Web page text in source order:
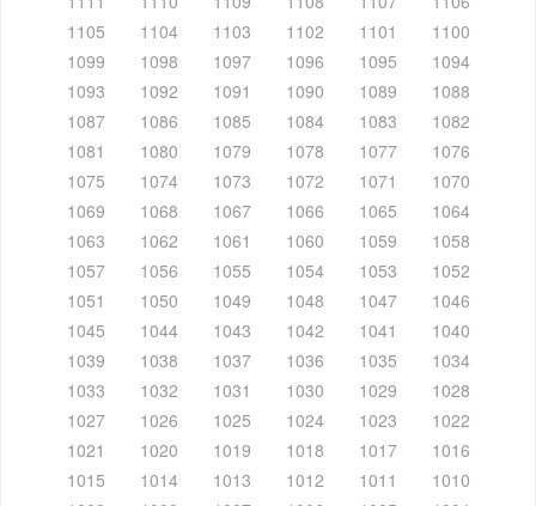
1105
1104 1103 1102 1101
1100
1099
1098 1097 1096 1095
1094
1093
1092 1091 1090 1089
1088
1087
1086 1085 1084 1083
1082
1081
1080 1079 1078 1077
1076
1075
1074 1073 1072 1071
1070
1069
1068 1067 1066 1065
1064
1063
1062 1061 1060 1059
1058
1057
1056 1055 1054 1053
1052
1051
1050 1049 1048 1047
1046
1045
1044 1043 1042 1041
1040
1039
1038 1037 1036 1035
1034
1033
1032 1031 1030 1029
1028
1027
1026 1025 1024 1023
1022
1021
1020 1019 1018 1017
1016
1015
1014 1013 1012 1011
1010